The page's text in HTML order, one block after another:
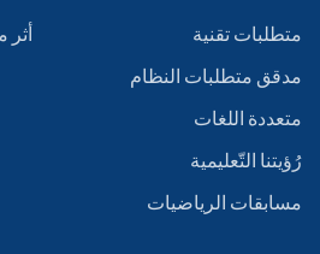
متطلبات تقنية
مدقق متطلبات النظام
متعددة اللغات
رُؤيتنا التّعليمية
مسابقات الرياضيات
أثر